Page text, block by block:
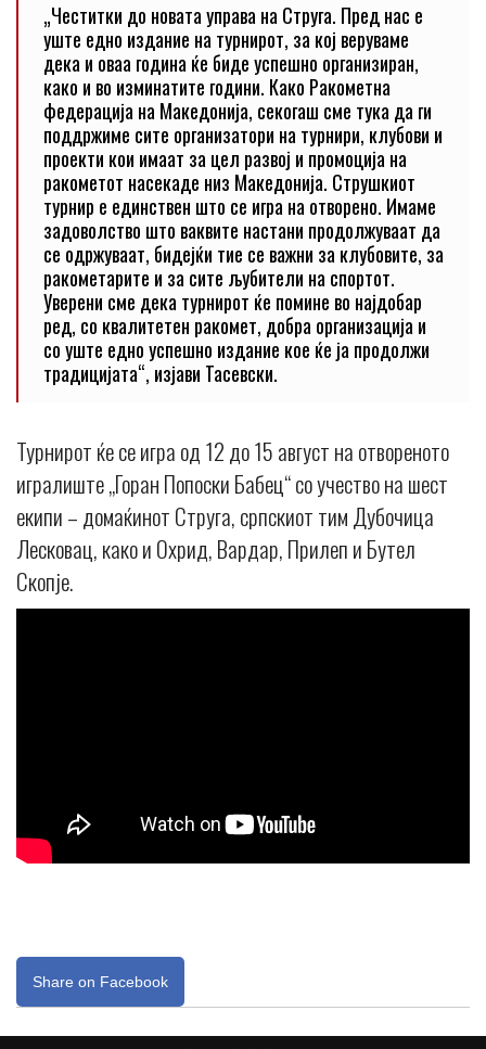
„Честитки до новата управа на Струга. Пред нас е
уште едно издание на турнирот, за кој веруваме
дека и оваа година ќе биде успешно организиран,
како и во изминатите години. Како Ракометна
федерација на Македонија, секогаш сме тука да ги
поддржиме сите организатори на турнири, клубови и
проекти кои имаат за цел развој и промоција на
ракометот насекаде низ Македонија. Струшкиот
турнир е единствен што се игра на отворено. Имаме
задоволство што ваквите настани продолжуваат да
се одржуваат, бидејќи тие се важни за клубовите, за
ракометарите и за сите љубители на спортот.
Уверени сме дека турнирот ќе помине во најдобар
ред, со квалитетен ракомет, добра организација и
со уште едно успешно издание кое ќе ја продолжи
традицијата“, изјави Тасевски.
Турнирот ќе се игра од 12 до 15 август на отвореното
игралиште „Горан Попоски Бабец“ со учество на шест
екипи – домаќинот Струга, српскиот тим Дубочица
Лесковац, како и Охрид, Вардар, Прилеп и Бутел
Скопје.
Share on Facebook